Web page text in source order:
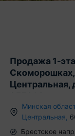
Продажа 1-
Скоморошках,
Центральная,
657614
Минская
Центральная
Брестское